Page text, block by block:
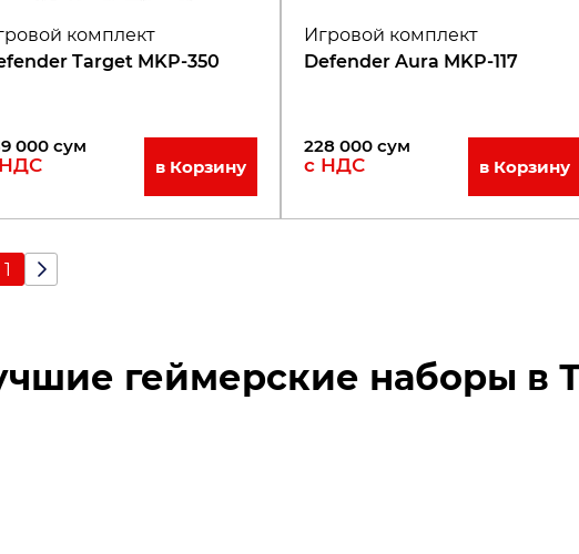
комплект
Target MKP-350
000 сум
в Корзину
Игровой комплект
Defender Aura MKP-117
228 000 сум
с НДС в Корзину
1
геймерские наборы в